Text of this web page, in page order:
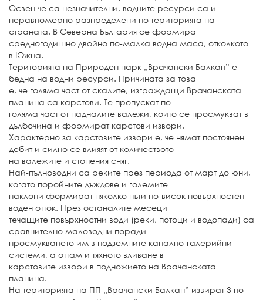
Освен че са незначителни, водните ресурси са и
неравномерно разпределени по територията на
страната. В Северна България се формира
средногодишно двойно по-малка водна маса, отколкото
в Южна.
Територията на Природен парк „Врачански Балкан” е
бедна на водни ресурси. Причината за това
е, че голяма част от скалите, изграждащи Врачанската
планина са карстови. Те пропускат по-
голяма част от падналите валежи, които се просмукват в
дълбочина и формират карстови извори.
Характерно за карстовите извори е, че нямат постоянен
дебит и силно се влияят от количеството
на валежите и стопения сняг.
Най-пълноводни са реките през периода от март до юни,
когато поройните дъждове и големите
наклони формират няколко пъти по-висок повърхностен
воден отток. През останалите месеци
течащите повърхностни води (реки, потоци и водопади) са
сравнително маловодни поради
просмукването им в подземните канално-галерийни
системи, а оттам и тяхното вливане в
карстовите извори в подножието на Врачанската
планина.
На територията на ПП „Врачански Балкан” извират 3 по-